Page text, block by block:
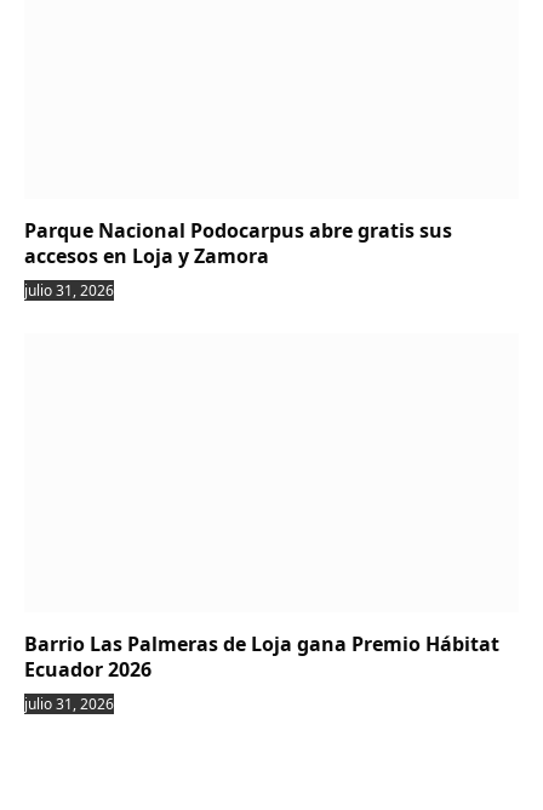
Parque Nacional Podocarpus abre gratis sus
accesos en Loja y Zamora
julio 31, 2026
Barrio Las Palmeras de Loja gana Premio Hábitat
Ecuador 2026
julio 31, 2026